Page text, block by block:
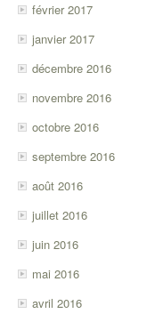
février 2017
janvier 2017
décembre 2016
novembre 2016
octobre 2016
septembre 2016
août 2016
juillet 2016
juin 2016
mai 2016
avril 2016